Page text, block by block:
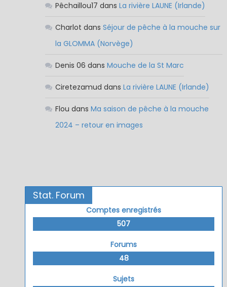
Pêchaillou17 dans La rivière LAUNE (Irlande)
Charlot dans Séjour de pêche à la mouche sur
la GLOMMA (Norvège)
Denis 06 dans Mouche de la St Marc
Ciretezamud dans La rivière LAUNE (Irlande)
Flou dans Ma saison de pêche à la mouche
2024 – retour en images
Stat. Forum
Comptes enregistrés
507
Forums
48
Sujets